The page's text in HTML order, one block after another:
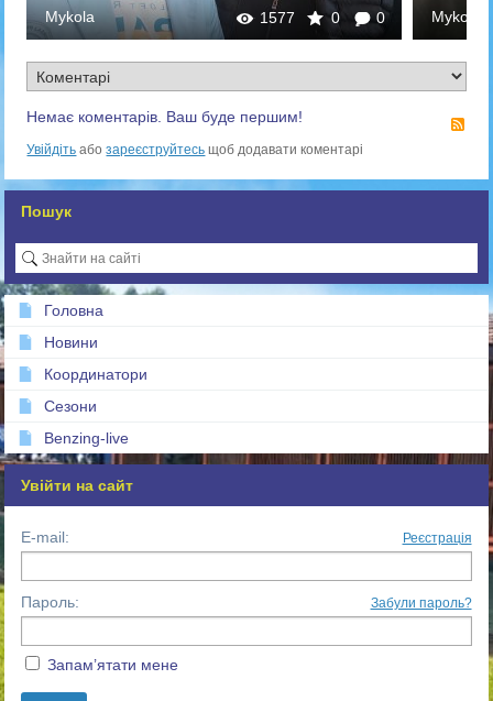
1577 0 0
Mykola Mykola
Немає коментарів. Ваш буде першим!
Увійдіть абозареєструйтесь щоб додавати коментарі
Пошук
Головна
Новини
Координатори
Сезони
Benzing-live
Увійти на сайт
E-mail: Реєстрація
Пароль: Забули пароль?
Запам’ятати мене